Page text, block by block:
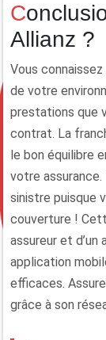
Conclusion : pourquoi choisir
Allianz ?
Vous
de votre
prestations que
contrat. La
le bon équilibre
votre assurance.
sinistre puisque
couverture !
assureur et d’un
application
efficaces.
grâce à son